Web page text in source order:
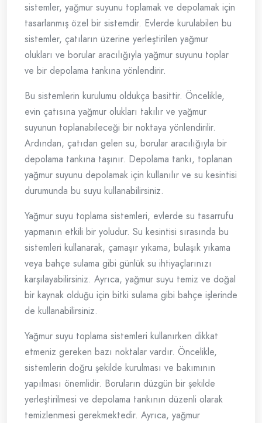
sistemler, yağmur suyunu toplamak ve depolamak için
tasarlanmış özel bir sistemdir. Evlerde kurulabilen bu
sistemler, çatıların üzerine yerleştirilen yağmur
olukları ve borular aracılığıyla yağmur suyunu toplar
ve bir depolama tankına yönlendirir.
Bu sistemlerin kurulumu oldukça basittir. Öncelikle,
evin çatısına yağmur olukları takılır ve yağmur
suyunun toplanabileceği bir noktaya yönlendirilir.
Ardından, çatıdan gelen su, borular aracılığıyla bir
depolama tankına taşınır. Depolama tankı, toplanan
yağmur suyunu depolamak için kullanılır ve su kesintisi
durumunda bu suyu kullanabilirsiniz.
Yağmur suyu toplama sistemleri, evlerde su tasarrufu
yapmanın etkili bir yoludur. Su kesintisi sırasında bu
sistemleri kullanarak, çamaşır yıkama, bulaşık yıkama
veya bahçe sulama gibi günlük su ihtiyaçlarınızı
karşılayabilirsiniz. Ayrıca, yağmur suyu temiz ve doğal
bir kaynak olduğu için bitki sulama gibi bahçe işlerinde
de kullanabilirsiniz.
Yağmur suyu toplama sistemleri kullanırken dikkat
etmeniz gereken bazı noktalar vardır. Öncelikle,
sistemlerin doğru şekilde kurulması ve bakımının
yapılması önemlidir. Boruların düzgün bir şekilde
yerleştirilmesi ve depolama tankının düzenli olarak
temizlenmesi gerekmektedir. Ayrıca, yağmur